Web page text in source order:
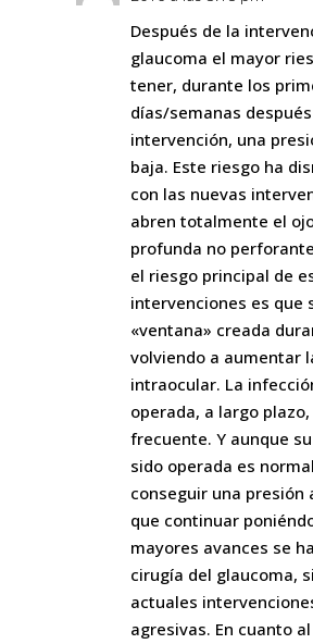
Después de la
glaucoma el mayor
tener, durante los
días/semanas
intervención, una
baja. Este riesgo ha
con las nuevas
abren totalmente el
profunda no
el riesgo principal de
intervenciones es que
«ventana» creada
volviendo a aumentar
intraocular. La
operada, a largo
frecuente. Y aunque
sido operada es
conseguir una presión
que continuar
mayores avances se
cirugía del glaucoma,
actuales
agresivas. En cuanto